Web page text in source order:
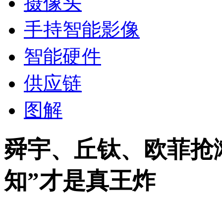
手持智能影像
智能硬件
供应链
图解
舜宇、丘钛、欧菲
知”才是真王炸